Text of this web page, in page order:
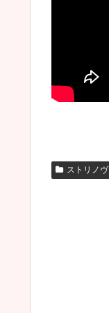
ストリノ